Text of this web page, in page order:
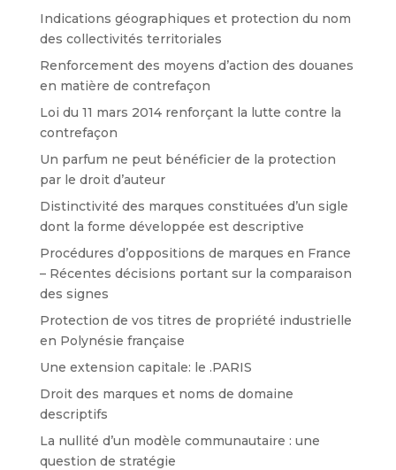
Indications géographiques et protection du nom
des collectivités territoriales
Renforcement des moyens d’action des douanes
en matière de contrefaçon
Loi du 11 mars 2014 renforçant la lutte contre la
contrefaçon
Un parfum ne peut bénéficier de la protection
par le droit d’auteur
Distinctivité des marques constituées d’un sigle
dont la forme développée est descriptive
Procédures d’oppositions de marques en France
– Récentes décisions portant sur la comparaison
des signes
Protection de vos titres de propriété industrielle
en Polynésie française
Une extension capitale: le .PARIS
Droit des marques et noms de domaine
descriptifs
La nullité d’un modèle communautaire : une
question de stratégie